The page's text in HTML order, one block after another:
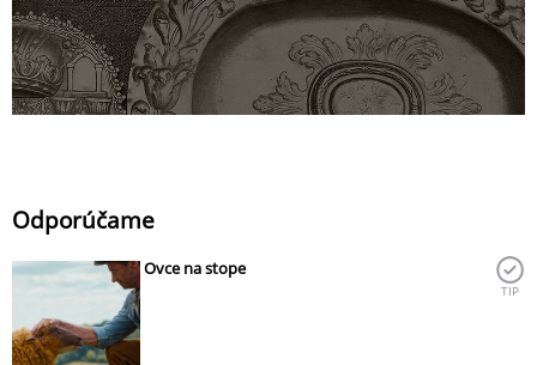
Odporúčame
Ovce na stope
TIP